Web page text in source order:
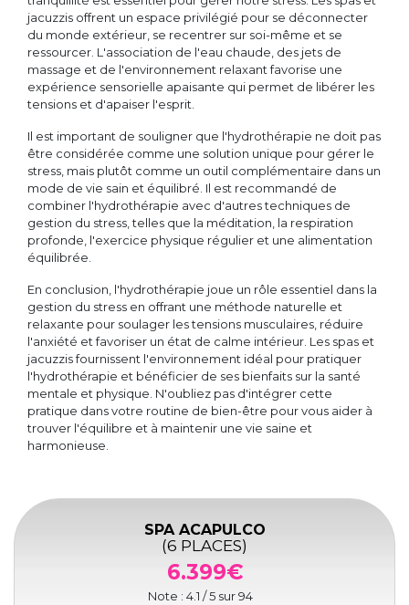
jacuzzis offrent un espace privilégié pour se déconnecter
du monde extérieur, se recentrer sur soi-même et se
ressourcer. L'association de l'eau chaude, des jets de
massage et de l'environnement relaxant favorise une
expérience sensorielle apaisante qui permet de libérer les
tensions et d'apaiser l'esprit.
Il est important de souligner que l'hydrothérapie ne doit pas
être considérée comme une solution unique pour gérer le
stress, mais plutôt comme un outil complémentaire dans un
mode de vie sain et équilibré. Il est recommandé de
combiner l'hydrothérapie avec d'autres techniques de
gestion du stress, telles que la méditation, la respiration
profonde, l'exercice physique régulier et une alimentation
équilibrée.
En conclusion, l'hydrothérapie joue un rôle essentiel dans la
gestion du stress en offrant une méthode naturelle et
relaxante pour soulager les tensions musculaires, réduire
l'anxiété et favoriser un état de calme intérieur. Les spas et
jacuzzis fournissent l'environnement idéal pour pratiquer
l'hydrothérapie et bénéficier de ses bienfaits sur la santé
mentale et physique. N'oubliez pas d'intégrer cette
pratique dans votre routine de bien-être pour vous aider à
trouver l'équilibre et à maintenir une vie saine et
harmonieuse.
SPA ACAPULCO
(6 PLACES)
6.399€
Note : 4.1 / 5 sur94